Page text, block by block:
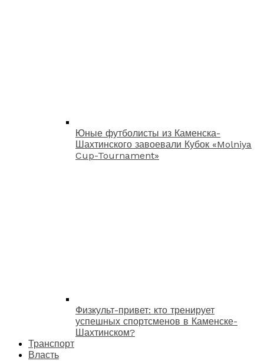
Юные футболисты из Каменска-
Шахтинского завоевали Кубок «Molniya
Cup-Tournament»
Физкульт-привет: кто тренирует
успешных спортсменов в Каменске-
Шахтинском?
Транспорт
Власть